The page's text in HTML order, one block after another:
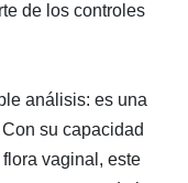
de los controles
análisis: es una
su capacidad
vaginal, este